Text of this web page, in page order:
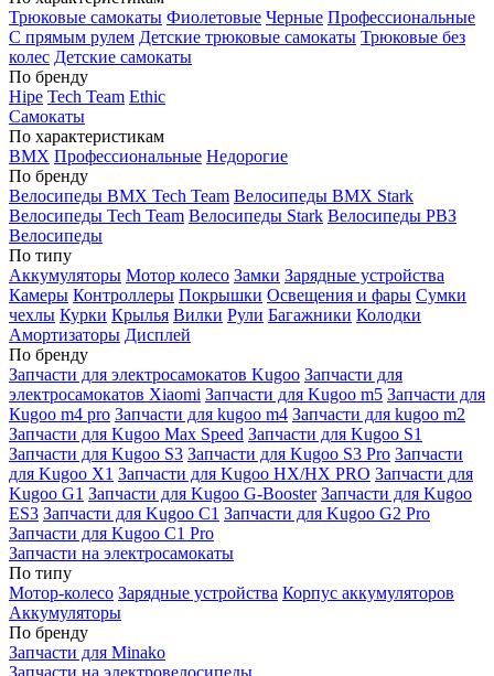
Трюковые самокаты Фиолетовые Черные Профессиональные
С прямым рулем Детские трюковые самокаты Трюковые без
колес Детские самокаты
По бренду
Hipe Tech Team Ethic
Самокаты
По характеристикам
BMX Профессиональные Недорогие
По бренду
Велосипеды BMX Tech Team Велосипеды BMX Stark
Велосипеды Tech Team Велосипеды Stark Велосипеды РВЗ
Велосипеды
По типу
Аккумуляторы Мотор колесо Замки Зарядные устройства
Камеры Контроллеры Покрышки Освещения и фары Сумки
чехлы Курки Крылья Вилки Рули Багажники Колодки
Амортизаторы Дисплей
По бренду
Запчасти для электросамокатов Kugoo Запчасти для
электросамокатов Xiaomi Запчасти для Kugoo m5 Запчасти для
Кugoo m4 pro Запчасти для kugoo m4 Запчасти для kugoo m2
Запчасти для Kugoo Max Speed Запчасти для Kugoo S1
Запчасти для Kugoo S3 Запчасти для Kugoo S3 Pro Запчасти
для Kugoo X1 Запчасти для Kugoo HX/HX PRO Запчасти для
Kugoo G1 Запчасти для Kugoo G-Booster Запчасти для Kugoo
ES3 Запчасти для Kugoo C1 Запчасти для Kugoo G2 Pro
Запчасти для Kugoo C1 Pro
Запчасти на электросамокаты
По типу
Мотор-колесо Зарядные устройства Корпус аккумуляторов
Аккумуляторы
По бренду
Запчасти для Minako
Запчасти на электровелосипеды